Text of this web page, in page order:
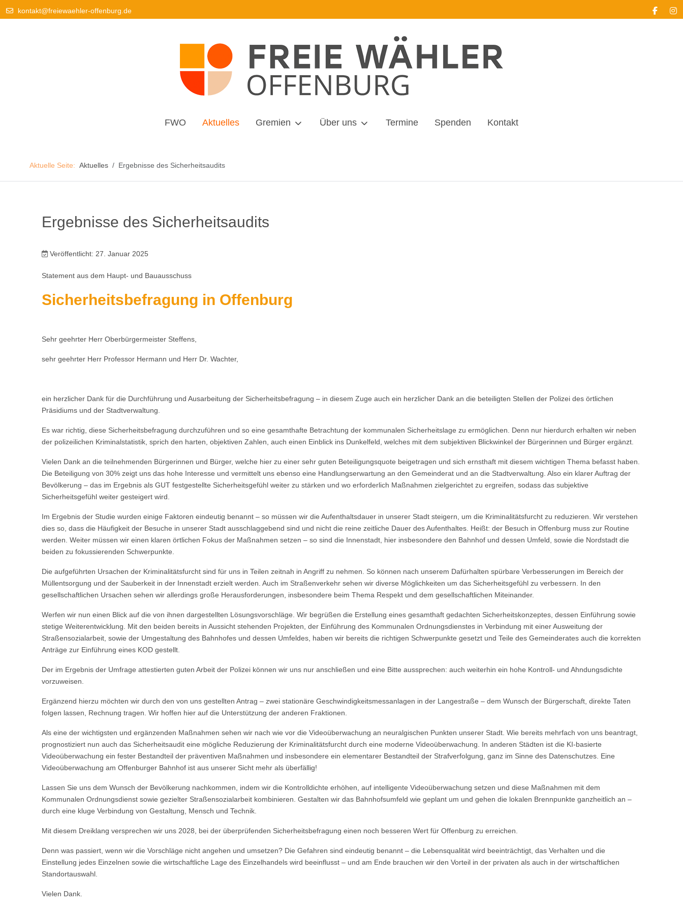
kontakt@freiewaehler-offenburg.de
FWO Aktuelles Gremien Über uns Termine Spenden Kontakt
Aktuelle Seite: Aktuelles Ergebnisse des Sicherheitsaudits
Ergebnisse des Sicherheitsaudits
Veröffentlicht: 27. Januar 2025
Statement aus dem Haupt- und Bauausschuss
Sicherheitsbefragung in Offenburg
Sehr geehrter Herr Oberbürgermeister Steffens,
sehr geehrter Herr Professor Hermann und Herr Dr. Wachter,
ein herzlicher Dank für die Durchführung und Ausarbeitung der Sicherheitsbefragung – in diesem Zuge auch ein herzlicher Dank an die beteiligten Stellen der Polizei des örtlichen
Präsidiums und der Stadtverwaltung.
Es war richtig, diese Sicherheitsbefragung durchzuführen und so eine gesamthafte Betrachtung der kommunalen Sicherheitslage zu ermöglichen. Denn nur hierdurch erhalten wir neben
der polizeilichen Kriminalstatistik, sprich den harten, objektiven Zahlen, auch einen Einblick ins Dunkelfeld, welches mit dem subjektiven Blickwinkel der Bürgerinnen und Bürger ergänzt.
Vielen Dank an die teilnehmenden Bürgerinnen und Bürger, welche hier zu einer sehr guten Beteiligungsquote beigetragen und sich ernsthaft mit diesem wichtigen Thema befasst haben.
Die Beteiligung von 30% zeigt uns das hohe Interesse und vermittelt uns ebenso eine Handlungserwartung an den Gemeinderat und an die Stadtverwaltung. Also ein klarer Auftrag der
Bevölkerung – das im Ergebnis als GUT festgestellte Sicherheitsgefühl weiter zu stärken und wo erforderlich Maßnahmen zielgerichtet zu ergreifen, sodass das subjektive
Sicherheitsgefühl weiter gesteigert wird.
Im Ergebnis der Studie wurden einige Faktoren eindeutig benannt – so müssen wir die Aufenthaltsdauer in unserer Stadt steigern, um die Kriminalitätsfurcht zu reduzieren. Wir verstehen
dies so, dass die Häufigkeit der Besuche in unserer Stadt ausschlaggebend sind und nicht die reine zeitliche Dauer des Aufenthaltes. Heißt: der Besuch in Offenburg muss zur Routine
werden. Weiter müssen wir einen klaren örtlichen Fokus der Maßnahmen setzen – so sind die Innenstadt, hier insbesondere den Bahnhof und dessen Umfeld, sowie die Nordstadt die
beiden zu fokussierenden Schwerpunkte.
Die aufgeführten Ursachen der Kriminalitätsfurcht sind für uns in Teilen zeitnah in Angriff zu nehmen. So können nach unserem Dafürhalten spürbare Verbesserungen im Bereich der
Müllentsorgung und der Sauberkeit in der Innenstadt erzielt werden. Auch im Straßenverkehr sehen wir diverse Möglichkeiten um das Sicherheitsgefühl zu verbessern. In den
gesellschaftlichen Ursachen sehen wir allerdings große Herausforderungen, insbesondere beim Thema Respekt und dem gesellschaftlichen Miteinander.
Werfen wir nun einen Blick auf die von ihnen dargestellten Lösungsvorschläge. Wir begrüßen die Erstellung eines gesamthaft gedachten Sicherheitskonzeptes, dessen Einführung sowie
stetige Weiterentwicklung. Mit den beiden bereits in Aussicht stehenden Projekten, der Einführung des Kommunalen Ordnungsdienstes in Verbindung mit einer Ausweitung der
Straßensozialarbeit, sowie der Umgestaltung des Bahnhofes und dessen Umfeldes, haben wir bereits die richtigen Schwerpunkte gesetzt und Teile des Gemeinderates auch die korrekten
Anträge zur Einführung eines KOD gestellt.
Der im Ergebnis der Umfrage attestierten guten Arbeit der Polizei können wir uns nur anschließen und eine Bitte aussprechen: auch weiterhin ein hohe Kontroll- und Ahndungsdichte
vorzuweisen.
Ergänzend hierzu möchten wir durch den von uns gestellten Antrag – zwei stationäre Geschwindigkeitsmessanlagen in der Langestraße – dem Wunsch der Bürgerschaft, direkte Taten
folgen lassen, Rechnung tragen. Wir hoffen hier auf die Unterstützung der anderen Fraktionen.
Als eine der wichtigsten und ergänzenden Maßnahmen sehen wir nach wie vor die Videoüberwachung an neuralgischen Punkten unserer Stadt. Wie bereits mehrfach von uns beantragt,
prognostiziert nun auch das Sicherheitsaudit eine mögliche Reduzierung der Kriminalitätsfurcht durch eine moderne Videoüberwachung. In anderen Städten ist die KI-basierte
Videoüberwachung ein fester Bestandteil der präventiven Maßnahmen und insbesondere ein elementarer Bestandteil der Strafverfolgung, ganz im Sinne des Datenschutzes. Eine
Videoüberwachung am Offenburger Bahnhof ist aus unserer Sicht mehr als überfällig!
Lassen Sie uns dem Wunsch der Bevölkerung nachkommen, indem wir die Kontrolldichte erhöhen, auf intelligente Videoüberwachung setzen und diese Maßnahmen mit dem
Kommunalen Ordnungsdienst sowie gezielter Straßensozialarbeit kombinieren. Gestalten wir das Bahnhofsumfeld wie geplant um und gehen die lokalen Brennpunkte ganzheitlich an –
durch eine kluge Verbindung von Gestaltung, Mensch und Technik.
Mit diesem Dreiklang versprechen wir uns 2028, bei der überprüfenden Sicherheitsbefragung einen noch besseren Wert für Offenburg zu erreichen.
Denn was passiert, wenn wir die Vorschläge nicht angehen und umsetzen? Die Gefahren sind eindeutig benannt – die Lebensqualität wird beeinträchtigt, das Verhalten und die
Einstellung jedes Einzelnen sowie die wirtschaftliche Lage des Einzelhandels wird beeinflusst – und am Ende brauchen wir den Vorteil in der privaten als auch in der wirtschaftlichen
Standortauswahl.
Vielen Dank.